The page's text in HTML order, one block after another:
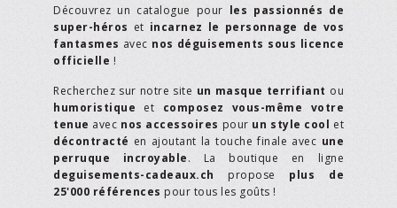
Découvrez un catalogue pour les passionnés de
super-héros et incarnez le personnage de vos
fantasmes avec nos déguisements sous licence
officielle !
Recherchez sur notre site un masque terrifiant ou
humoristique et composez vous-même votre
tenue avec nos accessoires pour un style cool et
décontracté en ajoutant la touche finale avec une
perruque incroyable. La boutique en ligne
deguisements-cadeaux.ch propose plus de
25'000 références pour tous les goûts !